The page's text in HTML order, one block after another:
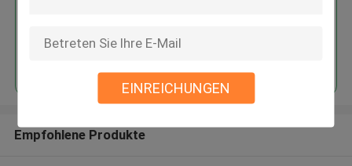
EINREICHUNGEN
Empfohlene Produkte